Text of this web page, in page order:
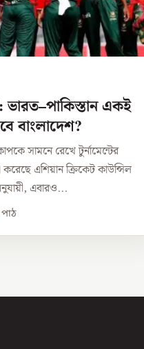
ভারত–পাকিস্তান একই
বাংলাদেশ?
সামনে রেখে টুর্নামেন্টের
এশিয়ান ক্রিকেট কাউন্সিল
এবারও...